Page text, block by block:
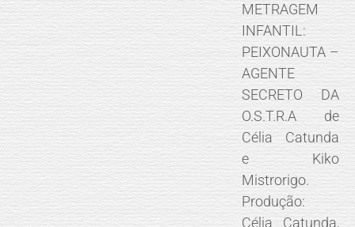
METRAGEM
INFANTIL:
PEIXONAUTA –
AGENTE
SECRETO DA
O.S.T.R.A de
Célia Catunda
e Kiko
Mistrorigo.
Produção:
Célia Catunda,